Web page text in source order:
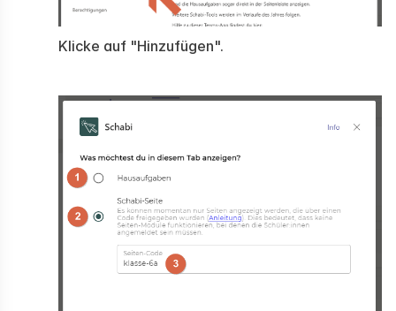
Klicke auf "Hinzufügen".